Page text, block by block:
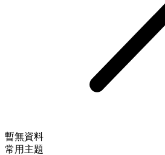
暫無資料
常用主題